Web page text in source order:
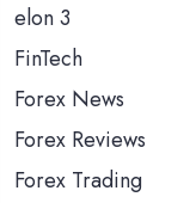
elon 3
FinTech
Forex News
Forex Reviews
Forex Trading